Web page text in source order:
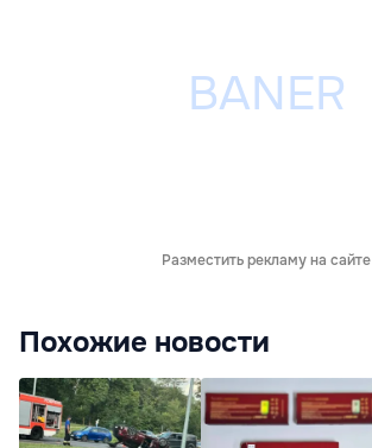
Разместить рекламу на сайте
Похожие новости